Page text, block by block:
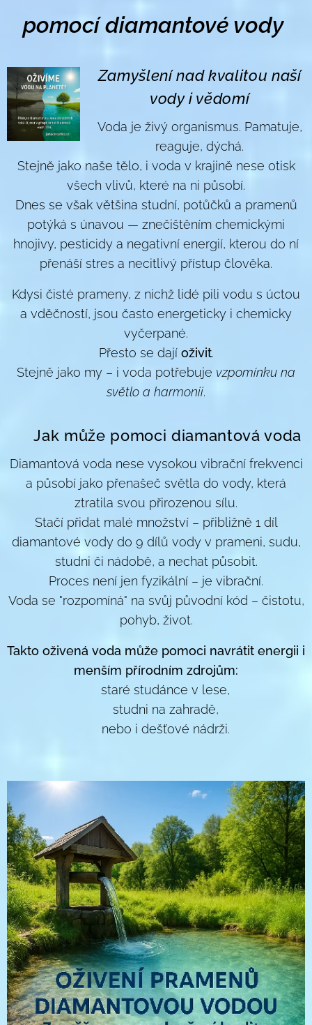
pomocí diamantové vody
Zamyšlení nad kvalitou naší
vody i vědomí
Voda je živý organismus. Pamatuje,
reaguje, dýchá.
Stejně jako naše tělo, i voda v krajině nese otisk
všech vlivů, které na ni působí.
Dnes se však většina studní, potůčků a pramenů
potýká s únavou — znečištěním chemickými
hnojivy, pesticidy a negativní energií, kterou do ní
přenáší stres a necitlivý přístup člověka.
Kdysi čisté prameny, z nichž lidé pili vodu s úctou
a vděčností, jsou často energeticky i chemicky
vyčerpané.
Přesto se dají oživit.
Stejně jako my – i voda potřebuje vzpomínku na
světlo a harmonii.
Jak může pomoci diamantová voda
Diamantová voda nese vysokou vibrační frekvenci
a působí jako přenašeč světla do vody, která
ztratila svou přirozenou sílu.
Stačí přidat malé množství – přibližně 1 díl
diamantové vody do 9 dílů vody v prameni, sudu,
studni či nádobě, a nechat působit.
Proces není jen fyzikální – je vibrační.
Voda se "rozpomíná" na svůj původní kód – čistotu,
pohyb, život.
Takto oživená voda může pomoci navrátit energii i
menším přírodním zdrojům:
🌿 staré studánce v lese,
💧 studni na zahradě,
🌸 nebo i dešťové nádrži.